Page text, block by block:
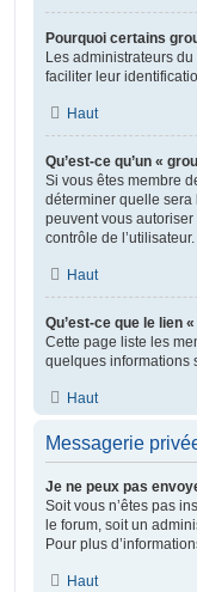
Pourquoi certains
Les administrateurs
faciliter leur
Haut
Qu’est-ce qu’un «
Si vous êtes membre
déterminer quelle sera
peuvent vous
contrôle de l’utilisateur.
Haut
Qu’est-ce que le lien «
Cette page liste les
quelques informations
Haut
Messagerie
Je ne peux pas
Soit vous n’êtes pas
le forum, soit un
Pour plus
Haut